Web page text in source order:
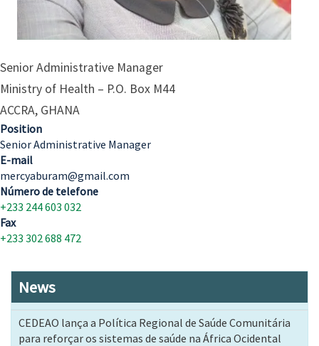
Senior Administrative Manager
Ministry of Health – P.O. Box M44
ACCRA, GHANA
Position
Senior Administrative Manager
E-mail
mercyaburam@gmail.com
Número de telefone
+233 244 603 032
Fax
+233 302 688 472
News
CEDEAO lança a Política Regional de Saúde Comunitária
para reforçar os sistemas de saúde na África Ocidental